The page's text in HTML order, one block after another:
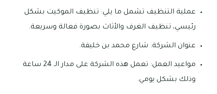
عملية التنظيف تشمل ما يلي: تنظيف الموكيت بشكل
رئيسي، تنظيف الغرف والأثاث بصورة فعالة وسريعة.
عنوان الشركة: شارع محمد بن خليفة.
مواعيد العمل: تعمل هذه الشركة على مدار الـ 24 ساعة
وذلك بشكل يومي.